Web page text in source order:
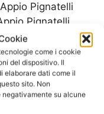
come i cookie
del dispositivo. Il
elaborare dati come il
sito. Non
su alcune
Appio Pignatelli
Pignatelli
Pignatelli
Appio
Appio